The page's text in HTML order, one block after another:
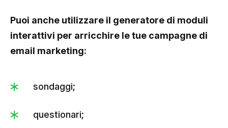
Puoi anche utilizzare il generatore di moduli
interattivi per arricchire le tue campagne di
email marketing:
sondaggi;
questionari;